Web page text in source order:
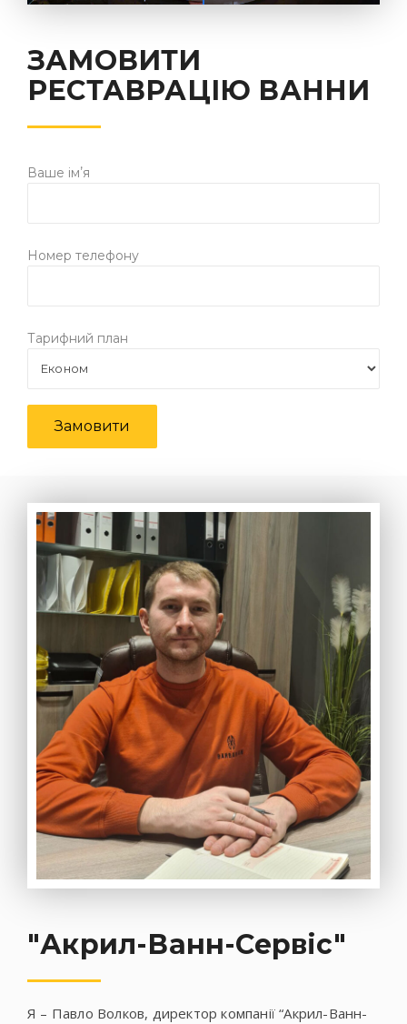
ЗАМОВИТИ
РЕСТАВРАЦІЮ ВАННИ
Ваше імʼя
Номер телефону
Тарифний план
"Акрил-Ванн-Сервіс"
Я – Павло Волков, директор компанії “Акрил-Ванн-